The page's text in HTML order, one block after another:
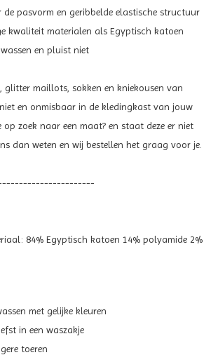
pasvorm en geribbelde elastische structuur
kwaliteit materialen als Egyptisch katoen
en pluist niet
glitter maillots, sokken en kniekousen van
en onmisbaar in de kledingkast van jouw
op zoek naar een maat? en staat deze er niet
dan weten en wij bestellen het graag voor je.
84% Egyptisch katoen 14% polyamide 2%
met gelijke kleuren
in een waszakje
toeren